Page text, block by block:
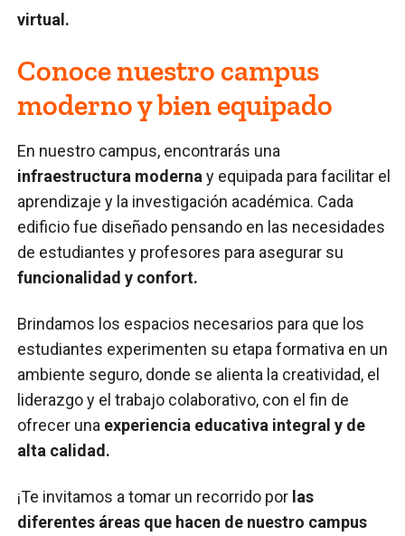
virtual.
Conoce nuestro campus
moderno y bien equipado
En nuestro campus, encontrarás una
infraestructura modernay equipada para facilitar el
aprendizaje y la investigación académica. Cada
edificio fue diseñado pensando en las necesidades
de estudiantes y profesores para asegurar su
funcionalidad y confort.
Brindamos los espacios necesarios para que los
estudiantes experimenten su etapa formativa en un
ambiente seguro, donde se alienta la creatividad, el
liderazgo y el trabajo colaborativo, con el fin de
ofrecer una experiencia educativa integral y de
alta calidad.
¡Te invitamos a tomar un recorrido por las
diferentes áreas que hacen de nuestro campus